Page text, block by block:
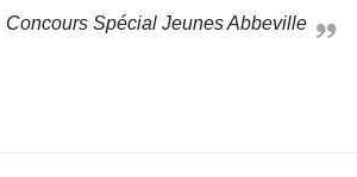
Concours Spécial Jeunes Abbeville